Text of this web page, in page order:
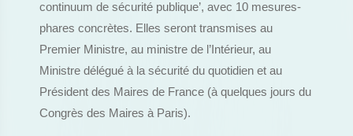
continuum de sécurité publique’, avec 10 mesures-
phares concrètes. Elles seront transmises au
Premier Ministre, au ministre de l’Intérieur, au
Ministre délégué à la sécurité du quotidien et au
Président des Maires de France (à quelques jours du
Congrès des Maires à Paris).